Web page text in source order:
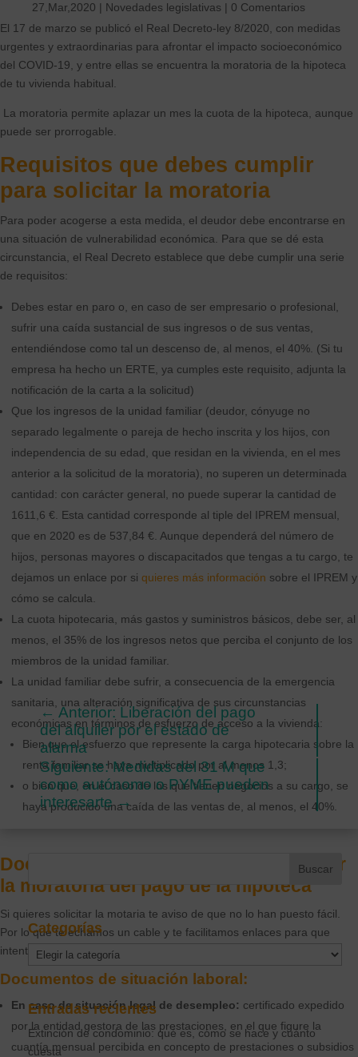
27,Mar,2020 | Novedades legislativas | 0 Comentarios
El 17 de marzo se publicó el Real Decreto-ley 8/2020, con medidas
urgentes y extraordinarias para afrontar el impacto socioeconómico
del COVID-19, y entre ellas se encuentra la moratoria de la hipoteca
de tu vivienda habitual.
La moratoria permite aplazar un mes la cuota de la hipoteca, aunque
puede ser prorrogable.
Requisitos que debes cumplir
para solicitar la moratoria
Para poder acogerse a esta medida, el deudor debe encontrarse en
una situación de vulnerabilidad económica. Para que se dé esta
circunstancia, el Real Decreto establece que debe cumplir una serie
de requisitos:
Debes estar en paro o, en caso de ser empresario o profesional,
sufrir una caída sustancial de sus ingresos o de sus ventas,
entendiéndose como tal un descenso de, al menos, el 40%. (Si tu
empresa ha hecho un ERTE, ya cumples este requisito, adjunta la
notificación de la carta a la solicitud)
Que los ingresos de la unidad familiar (deudor, cónyuge no
separado legalmente o pareja de hecho inscrita y los hijos, con
independencia de su edad, que residan en la vivienda, en el mes
anterior a la solicitud de la moratoria), no superen un determinada
cantidad: con carácter general, no puede superar la cantidad de
1611,6 €. Esta cantidad corresponde al tiple del IPREM mensual,
que en 2020 es de 537,84 €. Aunque dependerá del número de
hijos, personas mayores o discapacitados que tengas a tu cargo, te
dejamos un enlace por si quieres más información sobre el IPREM y
cómo se calcula.
La cuota hipotecaria, más gastos y suministros básicos, debe ser, al
menos, el 35% de los ingresos netos que perciba el conjunto de los
miembros de la unidad familiar.
La unidad familiar debe sufrir, a consecuencia de la emergencia
sanitaria, una alteración significativa de sus circunstancias
económicas en términos de esfuerzo de acceso a la vivienda:
Bien que el esfuerzo que represente la carga hipotecaria sobre la
renta familiar se haya multiplicado por al menos 1,3;
o bien que, en el caso de los que tienen negocios a su cargo, se
haya producido una caída de las ventas de, al menos, el 40%.
Documentación requerida para solicitar
la moratoria del pago de la hipoteca
Si quieres solicitar la motaria te aviso de que no lo han puesto fácil.
Por lo que te echamos un cable y te facilitamos enlaces para que
intentes recopilar la documentación.
Documentos de situación laboral:
En caso de situación legal de desempleo: certificado expedido
por la entidad gestora de las prestaciones, en el que figure la
cuantía mensual percibida en concepto de prestaciones o subsidios
←Anterior: Liberación del pago
del alquiler por el estado de
alarma
Siguiente: Medidas del 31 M que
como autónomo o PYME pueden
interesarte→
Categorías
Categorías
Entradas recientes
Extinción de condominio: qué es, cómo se hace y cuánto
cuesta